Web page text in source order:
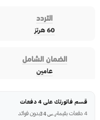
التردد
60 هرتز
الضمان الشامل
عامين
قسم فاتورتك على 4 دفعات
4 دفعات بقيمة
ر.س34 بدون فوائد